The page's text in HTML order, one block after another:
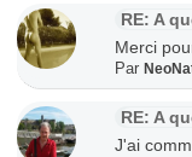
RE: A
Merci
Par
RE: A
J'ai